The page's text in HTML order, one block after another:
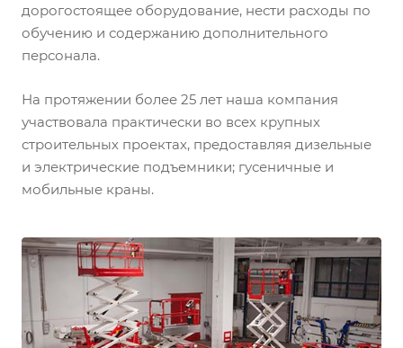
дорогостоящее оборудование, нести расходы по
обучению и содержанию дополнительного
персонала.
На протяжении более 25 лет наша компания
участвовала практически во всех крупных
строительных проектах, предоставляя дизельные
и электрические подъемники; гусеничные и
мобильные краны.